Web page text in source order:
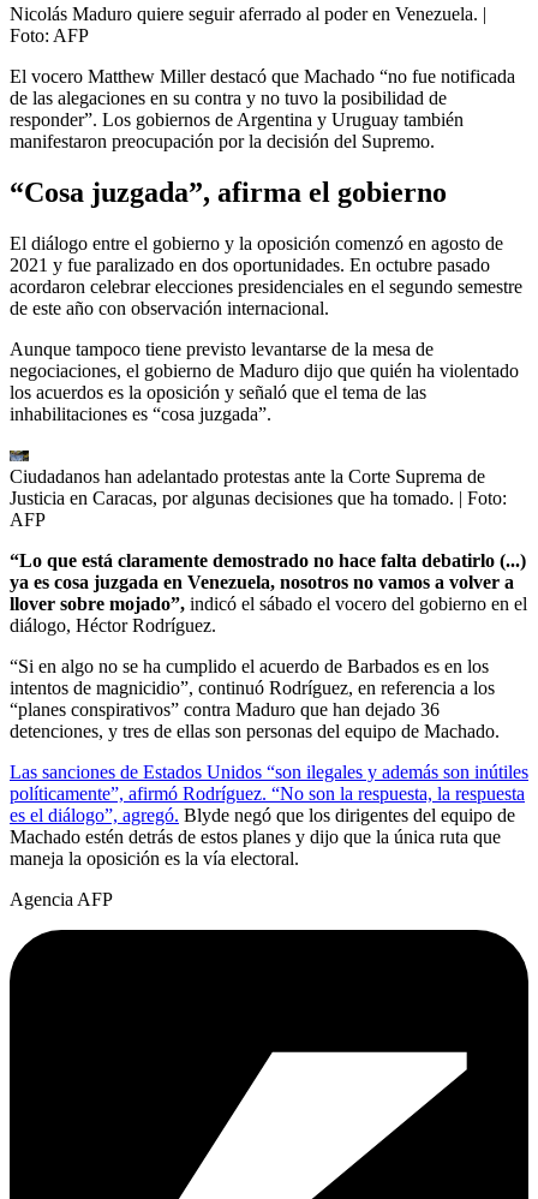
Nicolás Maduro quiere seguir aferrado al poder en Venezuela. |
Foto: AFP
El vocero Matthew Miller destacó que Machado “no fue notificada
de las alegaciones en su contra y no tuvo la posibilidad de
responder”. Los gobiernos de Argentina y Uruguay también
manifestaron preocupación por la decisión del Supremo.
“Cosa juzgada”, afirma el gobierno
El diálogo entre el gobierno y la oposición comenzó en agosto de
2021 y fue paralizado en dos oportunidades. En octubre pasado
acordaron celebrar elecciones presidenciales en el segundo semestre
de este año con observación internacional.
Aunque tampoco tiene previsto levantarse de la mesa de
negociaciones, el gobierno de Maduro dijo que quién ha violentado
los acuerdos es la oposición y señaló que el tema de las
inhabilitaciones es “cosa juzgada”.
Ciudadanos han adelantado protestas ante la Corte Suprema de
Justicia en Caracas, por algunas decisiones que ha tomado. | Foto:
AFP
“Lo que está claramente demostrado no hace falta debatirlo (...)
ya es cosa juzgada en Venezuela, nosotros no vamos a volver a
llover sobre mojado”, indicó el sábado el vocero del gobierno en el
diálogo, Héctor Rodríguez.
“Si en algo no se ha cumplido el acuerdo de Barbados es en los
intentos de magnicidio”, continuó Rodríguez, en referencia a los
“planes conspirativos” contra Maduro que han dejado 36
detenciones, y tres de ellas son personas del equipo de Machado.
Las sanciones de Estados Unidos “son ilegales y además son inútiles
políticamente”, afirmó Rodríguez. “No son la respuesta, la respuesta
es el diálogo”, agregó. Blyde negó que los dirigentes del equipo de
Machado estén detrás de estos planes y dijo que la única ruta que
maneja la oposición es la vía electoral.
Agencia AFP